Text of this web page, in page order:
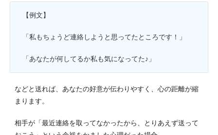
【例文】
「私もちょうど連絡しようと思ってたところです！」
「あなたが何してるか私も気になってた♪」
などと送れば、あなたの好意が伝わりやすく、心の距離が縮
まります。
相手が「最近連絡を取ってなかったから、とりあえず送って